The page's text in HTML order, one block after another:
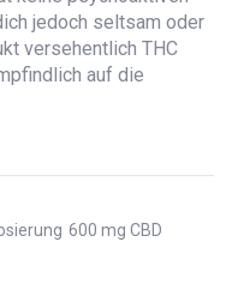
jedoch seltsam oder
versehentlich THC
auf die
600 mg CBD